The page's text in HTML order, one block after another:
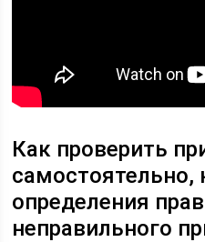
Как проверить
самостоятельно,
определения
неправильного